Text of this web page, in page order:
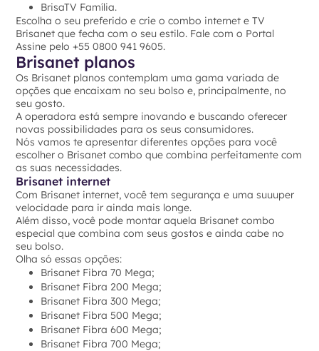
BrisaTV Família.
Escolha o seu preferido e crie o combo internet e TV
Brisanet que fecha com o seu estilo. Fale com o Portal
Assine pelo +55 0800 941 9605.
Brisanet planos
Os Brisanet planos contemplam uma gama variada de
opções que encaixam no seu bolso e, principalmente, no
seu gosto.
A operadora está sempre inovando e buscando oferecer
novas possibilidades para os seus consumidores.
Nós vamos te apresentar diferentes opções para você
escolher o Brisanet combo que combina perfeitamente com
as suas necessidades.
Brisanet internet
Com Brisanet internet, você tem segurança e uma suuuper
velocidade para ir ainda mais longe.
Além disso, você pode montar aquela Brisanet combo
especial que combina com seus gostos e ainda cabe no
seu bolso.
Olha só essas opções:
Brisanet Fibra 70 Mega;
Brisanet Fibra 200 Mega;
Brisanet Fibra 300 Mega;
Brisanet Fibra 500 Mega;
Brisanet Fibra 600 Mega;
Brisanet Fibra 700 Mega;